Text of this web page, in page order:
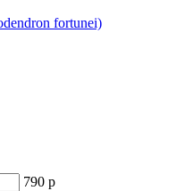
fortunei)
790 р